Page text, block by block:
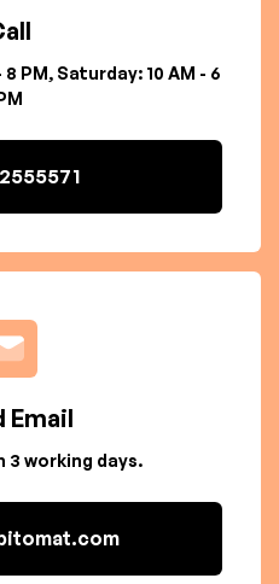
PM, Saturday: 10 AM - 6
Email
3 working days.